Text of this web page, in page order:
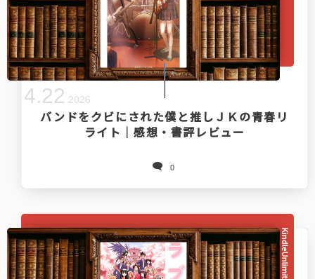
バンドをクビにされた僕と推しＪＫの青春リ
ライト｜感想・書評レビュー
0
4.22 2026
KindleUnlimited